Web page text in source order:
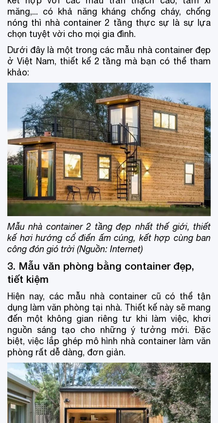
măng,... có khả năng kháng chống cháy, chống
nóng thì nhà container 2 tầng thực sự là sự lựa
chọn tuyệt vời cho mọi gia đình.
Dưới đây là một trong các mẫu nhà container đẹp
ở Việt Nam, thiết kế 2 tầng mà bạn có thể tham
khảo:
Mẫu nhà container 2 tầng đẹp nhất thế giới, thiết
kế hơi hướng cổ điển ấm cúng, kết hợp cùng ban
công đón gió trời (Nguồn: Internet)
3. Mẫu văn phòng bằng container đẹp,
tiết kiệm
Hiện nay, các mẫu nhà container cũ có thể tận
dụng làm văn phòng tại nhà. Thiết kế này sẽ mang
đến một không gian riêng tư khi làm việc, khơi
nguồn sáng tạo cho những ý tưởng mới. Đặc
biệt, việc lắp ghép mô hình nhà container làm văn
phòng rất dễ dàng, đơn giản.